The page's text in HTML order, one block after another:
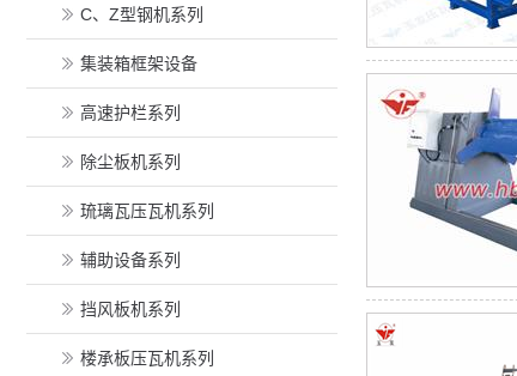
C、Z型钢机系列
集装箱框架设备
高速护栏系列
除尘板机系列
琉璃瓦压瓦机系列
辅助设备系列
挡风板机系列
楼承板压瓦机系列